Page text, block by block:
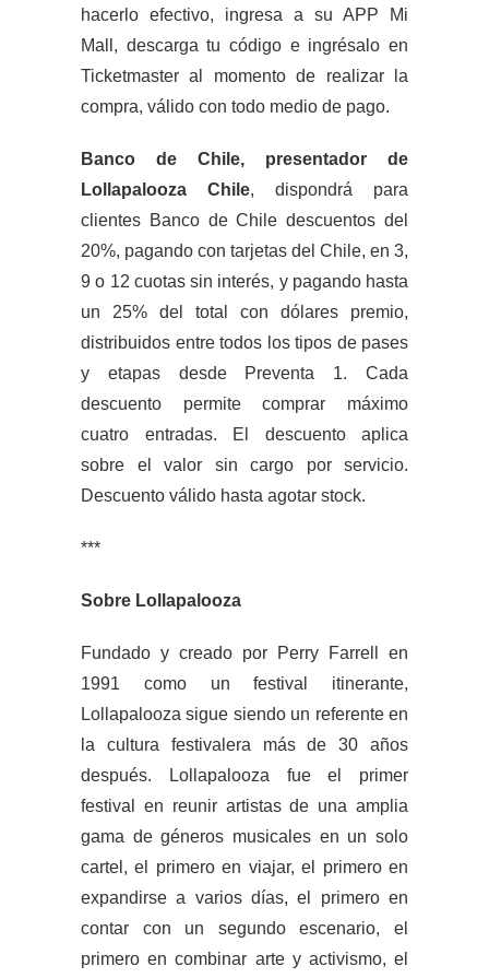
hacerlo efectivo, ingresa a su APP Mi
Mall, descarga tu código e ingrésalo en
Ticketmaster al momento de realizar la
compra, válido con todo medio de pago.
Banco de Chile, presentador de
Lollapalooza Chile, dispondrá para
clientes Banco de Chile descuentos del
20%, pagando con tarjetas del Chile, en 3,
9 o 12 cuotas sin interés, y pagando hasta
un 25% del total con dólares premio,
distribuidos entre todos los tipos de pases
y etapas desde Preventa 1. Cada
descuento permite comprar máximo
cuatro entradas. El descuento aplica
sobre el valor sin cargo por servicio.
Descuento válido hasta agotar stock.
***
Sobre Lollapalooza
Fundado y creado por Perry Farrell en
1991 como un festival itinerante,
Lollapalooza sigue siendo un referente en
la cultura festivalera más de 30 años
después. Lollapalooza fue el primer
festival en reunir artistas de una amplia
gama de géneros musicales en un solo
cartel, el primero en viajar, el primero en
expandirse a varios días, el primero en
contar con un segundo escenario, el
primero en combinar arte y activismo, el